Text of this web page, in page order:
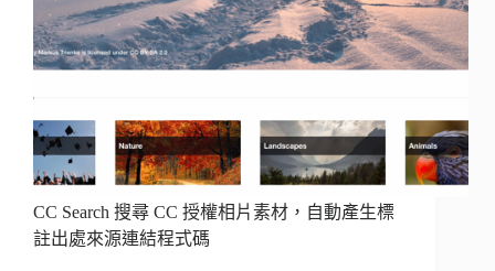
CC Search 搜尋 CC 授權相片素材，自動產生標
註出處來源連結程式碼